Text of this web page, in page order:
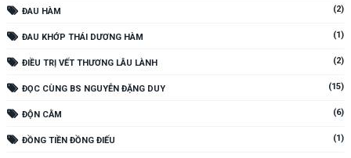
ĐAU HÀM (2)
ĐAU KHỚP THÁI DƯƠNG HÀM (1)
ĐIỀU TRỊ VẾT THƯƠNG LÂU LÀNH (2)
ĐỌC CÙNG BS NGUYỄN ĐẶNG DUY (15)
ĐỘN CẰM (6)
ĐỒNG TIỀN ĐỒNG ĐIẾU (1)